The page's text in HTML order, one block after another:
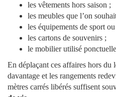
les vêtements hors saison ;
les meubles que l’on
les équipements de sport
les cartons de souvenirs ;
le mobilier utilisé
En déplaçant ces affaires hors du
davantage et les rangements
mètres carrés libérés suffisent